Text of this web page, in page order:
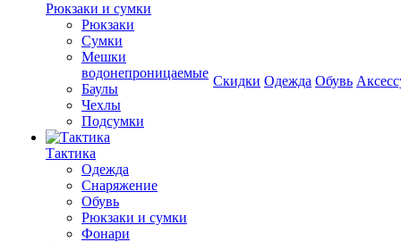
Рюкзаки и сумки
Рюкзаки
Сумки
Мешки
водонепроницаемые
Баулы
Чехлы
Подсумки
Тактика
Одежда
Снаряжение
Обувь
Рюкзаки и сумки
Фонари
Скидки Одежда Обувь